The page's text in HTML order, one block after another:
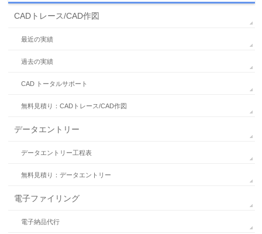
CADトレース/CAD作図
最近の実績
過去の実績
CAD トータルサポート
無料見積り：CADトレース/CAD作図
データエントリー
データエントリー工程表
無料見積り：データエントリー
電子ファイリング
電子納品代行